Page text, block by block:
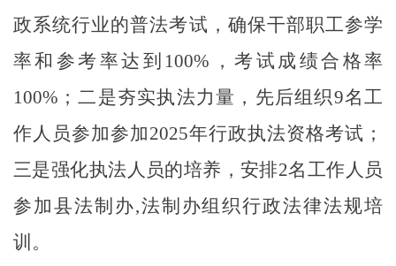
政系统行业的普法考试，确保干部职工参学
率和参考率达到100%，考试成绩合格率
100% ；二是夯实执法力量， 先后组织9名工
作人员参加参加2025年行政执法资格考试；
三是强化执法人员的培养，安排2名工作人员
参加县法制办,法制办组织行政法律法规培
训。